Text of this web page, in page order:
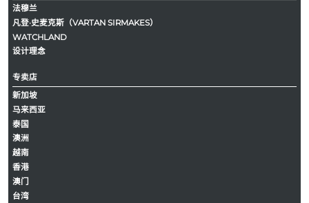
法穆兰
凡登·史麦克斯（VARTAN SIRMAKES）
WATCHLAND
设计理念
专卖店
新加坡
马来西亚
泰国
澳洲
越南
香港
澳门
台湾